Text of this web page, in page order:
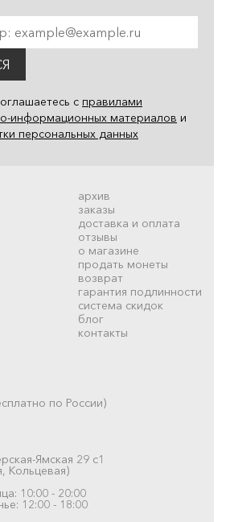
с правилами
информационных материалов и
персональных данных
архив
заказы
доставка и оплата
отзывы
о магазине
продать монеты
возврат
гарантия подлинности
система скидок
блог
контакты
по России)
Ямская 29 с1
Кольцевая)
10:00 - 20:00
12:00 - 18:00